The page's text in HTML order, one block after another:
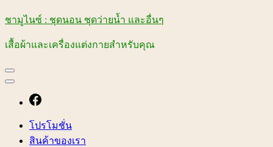
ชามูไนซ์ : ชุดนอน ชุดว่ายน้ำ และอื่นๆ
เสื้อผ้าและเครื่องแต่งกายสำหรับคุณ
โปรโมชั่น
สินค้าของเรา